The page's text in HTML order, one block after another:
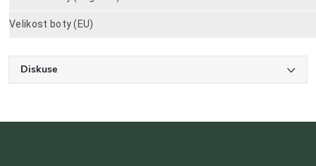
Velikost boty (EU)
Diskuse